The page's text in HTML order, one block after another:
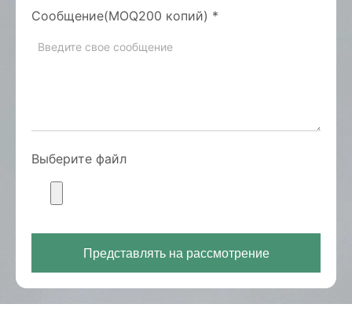
Сообщение(MOQ200 копий) *
Выберите файл
Представлять на рассмотрение